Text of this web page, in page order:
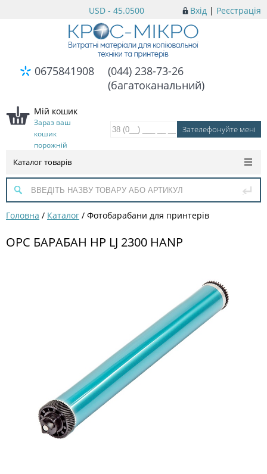
Вхід | Реєстрація
USD - 45.0500
0675841908
(044) 238-73-26
(багатоканальний)
Мій кошик
Зараз ваш
кошик
порожній
Каталог товарів
Головна / Каталог / Фотобарабани для принтерів
OPC БАРАБАН HP LJ 2300 HANP